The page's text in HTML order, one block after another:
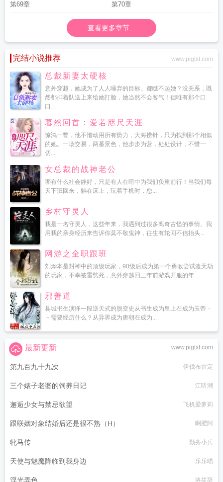
第69章 第70章
查看更多章节...
完结小说推荐 www.pigtxt.com
总裁新妻太硬核
意外穿越，她成为了人人唾弃的目标。都瞧不起她？没关系，既
然都排着队送上来给她打脸，她当然不会客气！但唯有那个口
口...
暮然回首：爱若咫尺天涯
惊鸿一瞥，他不惜动用所有势力，大海捞针，只为找到那个相似
的她。一场交易，两番景色，他步步为营，处处设计，不惜一
切...
女总裁的战神老公
哪有什么社会静好，只是有人在暗中为我们负重前行！当我们每
天下班回来，躺在床上，玩着手机时，您...
乡村守灵人
我是一名守灵人，这些年来，我遇到过很多离奇古怪的事情。我
用我的亲身经历来告诉你莫不敬鬼神，往生有轮回不信抬头...
网游之全职跟班
刘烨本是封神中的顶级玩家，90级后成为第一个勇敢尝试渡天劫
的玩家，不幸被雷劈死，意外穿越回三年前游戏开服的年...
邪善道
县城书生演绎一段逆天式的脱变史从书生成为皇上在成为玉帝－
－需要经历什么？从异界成为唐朝在成为...
www.pigtxt.com
最新更新
第九百九十九次 伊伐布雷定
三个婊子老婆的饲养日记 江听潮
邂逅少女与禁忌欲望 飞机爱萝莉
跟联姻对象结婚后还是很不熟（H） 啊肥阿
牝马传 勤务小兵
天使与魅魔降临到我身边 乐乐喵
浮光弄色 洛笙辞